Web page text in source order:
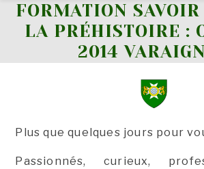
FORMATION
LA PRÉHISTOIRE :
2014
Plus que quelques jours pour
Passionnés, curieux,